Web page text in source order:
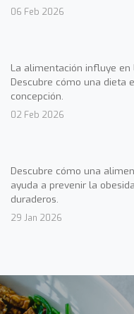
06 Feb 2026
La alimentación influye
Descubre cómo una dieta
concepción.
02 Feb 2026
Descubre cómo una
ayuda a prevenir la
duraderos.
29 Jan 2026